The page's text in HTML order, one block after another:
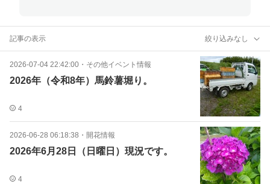
記事の表示 絞り込みなし
2026-07-04 22:42:00 ・ その他イベント情報
2026年（令和8年）馬鈴薯堀り。
4
2026-06-28 06:18:38 ・ 開花情報
2026年6月28日（日曜日）現況です。
4